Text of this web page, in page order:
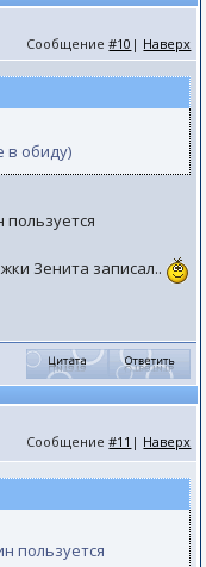
Сообщение#10 | Наверх
в обиду)
пользуется
Зенита записал..
Сообщение#11 | Наверх
пользуется